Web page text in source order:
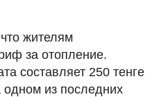
жителям
за отопление.
составляет 250 тенге
из последних